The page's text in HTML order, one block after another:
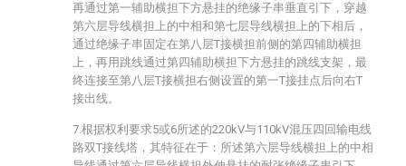
再通过第一辅助横担下方悬挂的绝缘子串垂直引下，穿越
第六层导线横担上的中相和第七层导线横担上的下相后，
通过绝缘子串固定在第八层T接横担前侧的第四辅助横担
上，再用跳线通过第四辅助横担下方悬挂的跳线支架，最
终连接至第八层T接横担右侧设置的第一T接挂点后向右T
接出线。
7.根据权利要求5或6所述的220kV与110kV混压四回输电线
路双T接线塔，其特征在于：所述第六层导线横担上的中相